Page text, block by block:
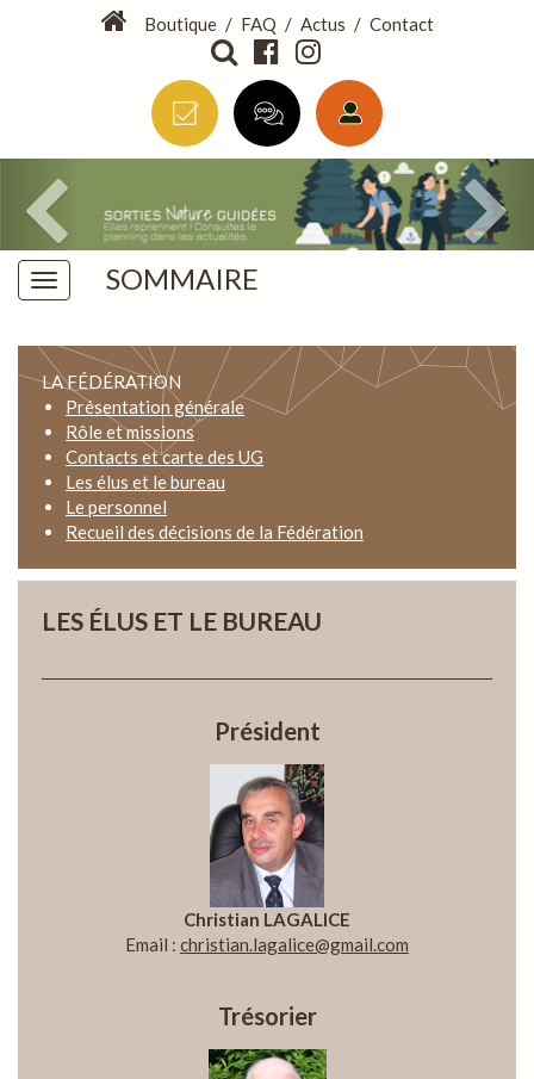
Boutique / FAQ / Actus / Contact
SOMMAIRE
LA FÉDÉRATION
Présentation générale
Rôle et missions
Contacts et carte des UG
Les élus et le bureau
Le personnel
Recueil des décisions de la Fédération
LES ÉLUS ET LE BUREAU
Président
Christian LAGALICE
Email : christian.lagalice@gmail.com
Trésorier